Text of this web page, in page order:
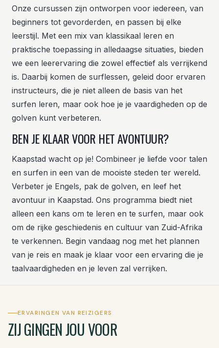
Onze cursussen zijn ontworpen voor iedereen, van
beginners tot gevorderden, en passen bij elke
leerstijl. Met een mix van klassikaal leren en
praktische toepassing in alledaagse situaties, bieden
we een leerervaring die zowel effectief als verrijkend
is. Daarbij komen de surflessen, geleid door ervaren
instructeurs, die je niet alleen de basis van het
surfen leren, maar ook hoe je je vaardigheden op de
golven kunt verbeteren.
BEN JE KLAAR VOOR HET AVONTUUR?
Kaapstad wacht op je! Combineer je liefde voor talen
en surfen in een van de mooiste steden ter wereld.
Verbeter je Engels, pak de golven, en leef het
avontuur in Kaapstad. Ons programma biedt niet
alleen een kans om te leren en te surfen, maar ook
om de rijke geschiedenis en cultuur van Zuid-Afrika
te verkennen. Begin vandaag nog met het plannen
van je reis en maak je klaar voor een ervaring die je
taalvaardigheden en je leven zal verrijken.
ERVARINGEN VAN REIZIGERS
ZIJ GINGEN JOU VOOR